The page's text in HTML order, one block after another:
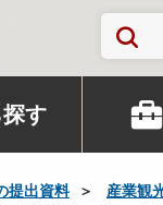
す
提出資料 産業観